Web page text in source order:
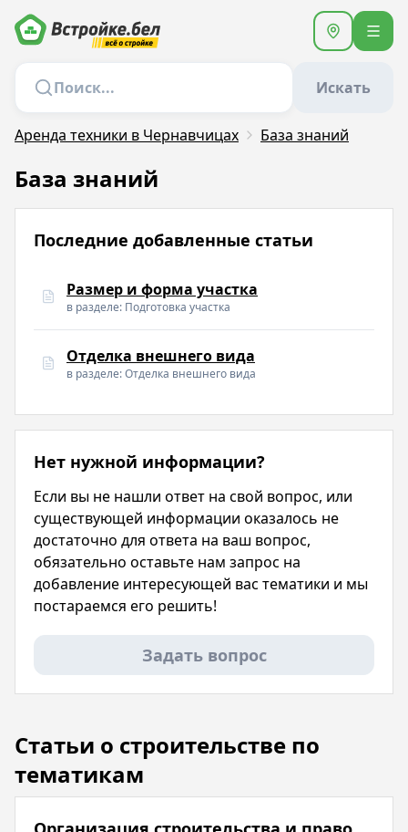
Искать
Аренда техники в Чернавчицах База знаний
База знаний
Последние добавленные статьи
Размер и форма участка
в разделе: Подготовка участка
Отделка внешнего вида
в разделе: Отделка внешнего вида
Нет нужной информации?
Если вы не нашли ответ на свой вопрос, или
существующей информации оказалось не
достаточно для ответа на ваш вопрос,
обязательно оставьте нам запрос на
добавление интересующей вас тематики и мы
постараемся его решить!
Задать вопрос
Статьи о строительстве по
тематикам